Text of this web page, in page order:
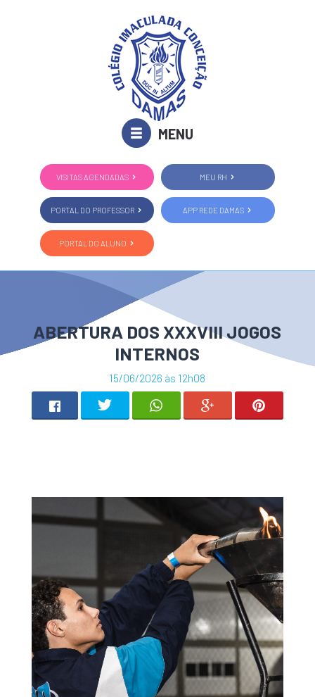
MENU
VISITAS AGENDADAS MEU RH
PORTAL DO PROFESSOR APP REDE DAMAS
PORTAL DO ALUNO
ABERTURA DOS XXXVIII JOGOS
INTERNOS
15/06/2026 às 12h08